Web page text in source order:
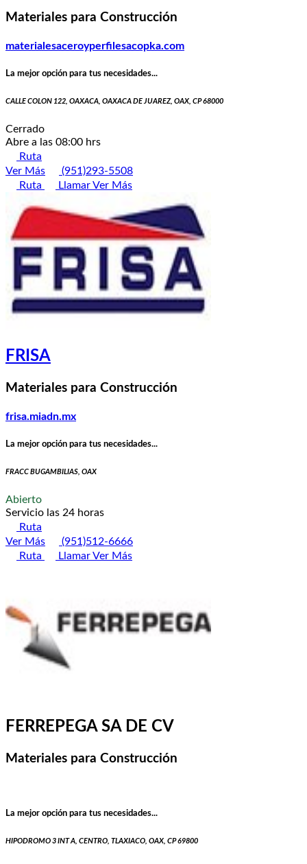
Materiales para Construcción
materialesaceroyperfilesacopka.com
La mejor opción para tus necesidades...
CALLE COLON 122, OAXACA, OAXACA DE JUAREZ, OAX, CP 68000
Cerrado
Abre a las 08:00 hrs
Ruta
Ver Más
(951)293-5508
Ruta
LlamarVer Más
FRISA
Materiales para Construcción
frisa.miadn.mx
La mejor opción para tus necesidades...
FRACC BUGAMBILIAS, OAX
Abierto
Servicio las 24 horas
Ruta
Ver Más
(951)512-6666
Ruta
LlamarVer Más
FERREPEGA SA DE CV
Materiales para Construcción
La mejor opción para tus necesidades...
HIPODROMO 3 INT A, CENTRO, TLAXIACO, OAX, CP 69800